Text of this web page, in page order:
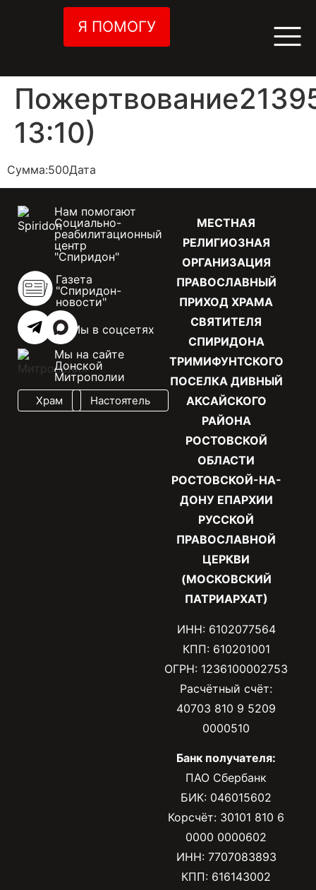
Я ПОМОГУ
13:10)
Сумма:500Дата
МЕСТНАЯ
РЕЛИГИОЗНАЯ
ОРГАНИЗАЦИЯ
ПРАВОСЛАВНЫЙ
ПРИХОД ХРАМА
СВЯТИТЕЛЯ
СПИРИДОНА
ТРИМИФУНТСКОГО
ПОСЕЛКА ДИВНЫЙ
АКСАЙСКОГО
РАЙОНА
РОСТОВСКОЙ
ОБЛАСТИ
РОСТОВСКОЙ-НА-
ДОНУ ЕПАРХИИ
РУССКОЙ
ПРАВОСЛАВНОЙ
ЦЕРКВИ
(МОСКОВСКИЙ
ПАТРИАРХАТ)
ИНН: 6102077564
КПП: 610201001
ОГРН: 1236100002753
Расчётный счёт:
40703 810 9 5209
0000510
Банк получателя:
ПАО Сбербанк
БИК: 046015602
Корсчёт: 30101 810 6
0000 0000602
ИНН: 7707083893
КПП: 616143002
Нам помогают
Социально-
реабилитационный
центр
"Спиридон"
Газета
"Спиридон-
новости"
Мы в соцсетях
Мы на сайте
Донской
Митрополии
Храм Настоятель